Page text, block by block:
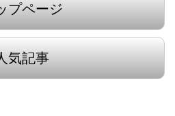
プページ
気記事